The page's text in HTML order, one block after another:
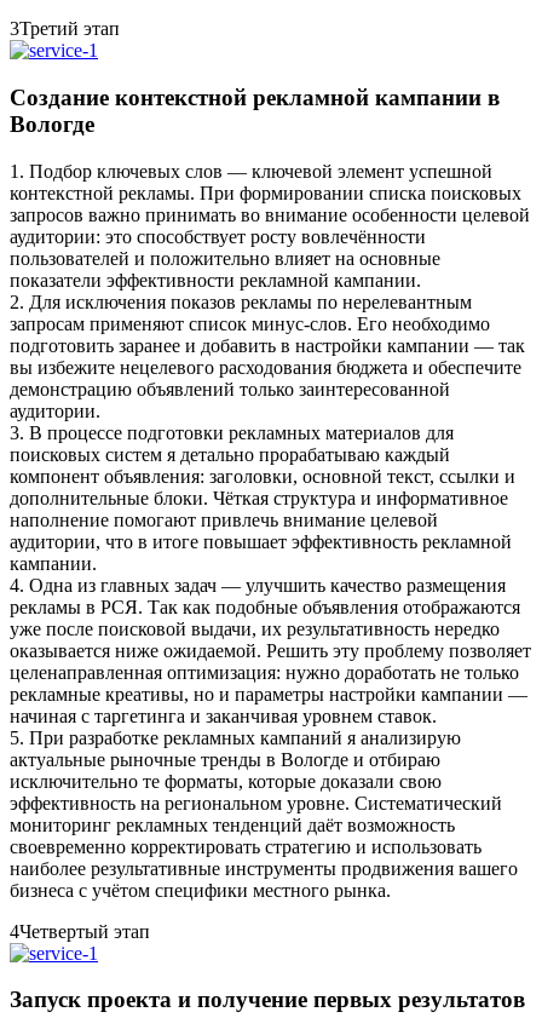
3Третий этап
Создание контекстной рекламной кампании в
Вологде
1. Подбор ключевых слов — ключевой элемент успешной
контекстной рекламы. При формировании списка поисковых
запросов важно принимать во внимание особенности целевой
аудитории: это способствует росту вовлечённости
пользователей и положительно влияет на основные
показатели эффективности рекламной кампании.
2. Для исключения показов рекламы по нерелевантным
запросам применяют список минус‑слов. Его необходимо
подготовить заранее и добавить в настройки кампании — так
вы избежите нецелевого расходования бюджета и обеспечите
демонстрацию объявлений только заинтересованной
аудитории.
3. В процессе подготовки рекламных материалов для
поисковых систем я детально прорабатываю каждый
компонент объявления: заголовки, основной текст, ссылки и
дополнительные блоки. Чёткая структура и информативное
наполнение помогают привлечь внимание целевой
аудитории, что в итоге повышает эффективность рекламной
кампании.
4. Одна из главных задач — улучшить качество размещения
рекламы в РСЯ. Так как подобные объявления отображаются
уже после поисковой выдачи, их результативность нередко
оказывается ниже ожидаемой. Решить эту проблему позволяет
целенаправленная оптимизация: нужно доработать не только
рекламные креативы, но и параметры настройки кампании —
начиная с таргетинга и заканчивая уровнем ставок.
5. При разработке рекламных кампаний я анализирую
актуальные рыночные тренды в Вологде и отбираю
исключительно те форматы, которые доказали свою
эффективность на региональном уровне. Систематический
мониторинг рекламных тенденций даёт возможность
своевременно корректировать стратегию и использовать
наиболее результативные инструменты продвижения вашего
бизнеса с учётом специфики местного рынка.
4Четвертый этап
Запуск проекта и получение первых результатов